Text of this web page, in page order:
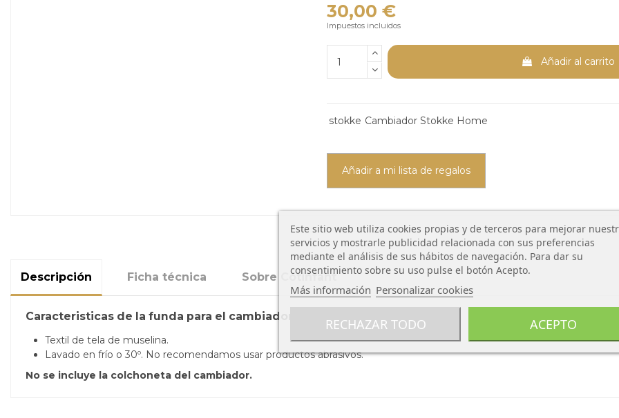
30,00 €
Impuestos incluidos
Añadir al carrito
stokke Cambiador Stokke Home
Añadir a mi lista de regalos
Descripción Ficha técnica Sobre Cotinfant
Caracteristicas de la funda para el cambiador Doco Sleeping
Textil de tela de muselina.
Lavado en frío o 30º. No recomendamos usar productos abrasivos.
No se incluye la colchoneta del cambiador.
Este sitio web utiliza cookies propias y de terceros para mejorar
servicios y mostrarle publicidad relacionada con sus preferencias
mediante el análisis de sus hábitos de navegación. Para dar su
consentimiento sobre su uso pulse el botón Acepto.
Más información Personalizar cookies
RECHAZAR TODO ACEPTO